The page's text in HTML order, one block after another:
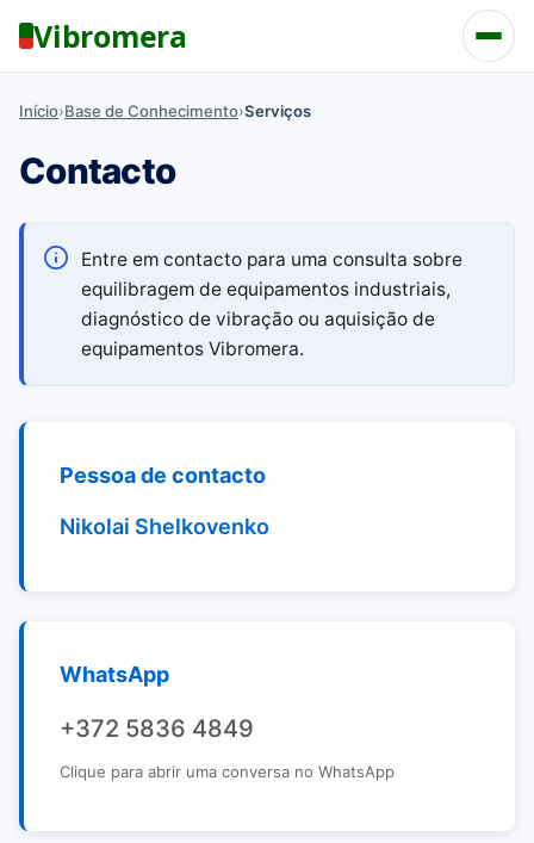
Vibromera
Início›Base de Conhecimento›Serviços
Contacto
Entre em contacto para uma consulta sobre
equilibragem de equipamentos industriais,
diagnóstico de vibração ou aquisição de
equipamentos Vibromera.
Pessoa de contacto
Nikolai Shelkovenko
WhatsApp
+372 5836 4849
Clique para abrir uma conversa no WhatsApp